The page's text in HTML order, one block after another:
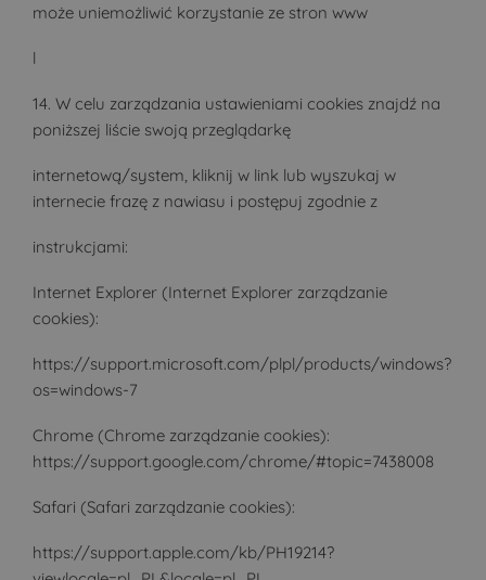
może uniemożliwić korzystanie ze stron www
l
14. W celu zarządzania ustawieniami cookies znajdź na
poniższej liście swoją przeglądarkę
internetową/system, kliknij w link lub wyszukaj w
internecie frazę z nawiasu i postępuj zgodnie z
instrukcjami:
Internet Explorer (Internet Explorer zarządzanie
cookies):
https://support.microsoft.com/plpl/products/windows?
os=windows-7
Chrome (Chrome zarządzanie cookies):
https://support.google.com/chrome/#topic=7438008
Safari (Safari zarządzanie cookies):
https://support.apple.com/kb/PH19214?